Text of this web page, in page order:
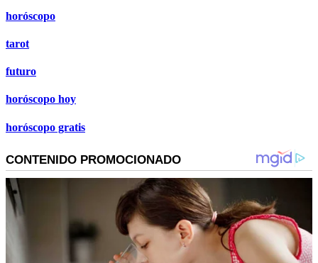
horóscopo
tarot
futuro
horóscopo hoy
horóscopo gratis